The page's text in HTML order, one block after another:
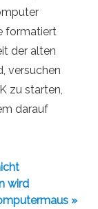
formatiert
der alten
versuchen
zu starten,
darauf
wird
»